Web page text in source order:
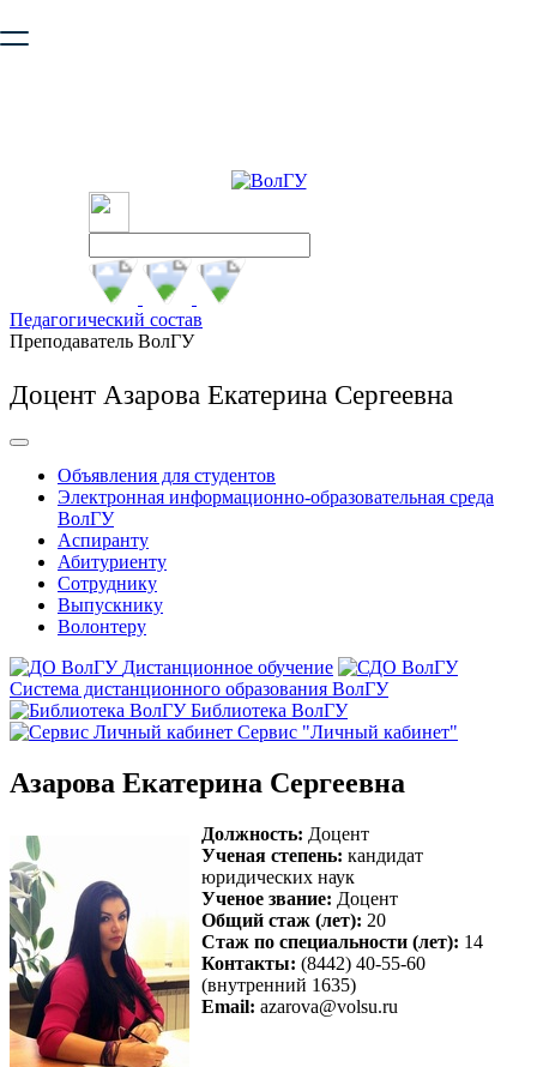
безопасную работу с сайтом. Пожалуйста
Педагогический состав
Преподаватель ВолГУ
Доцент Азарова Екатерина Сергеевна
Объявления для студентов
Электронная информационно-образовательная среда
ВолГУ
Аспиранту
Абитуриенту
Сотруднику
Выпускнику
Волонтеру
Дистанционное обучение
Система дистанционного образования ВолГУ
Библиотека ВолГУ
Сервис "Личный кабинет"
Азарова Екатерина Сергеевна
Должность: Доцент
Ученая степень: кандидат
юридических наук
Ученое звание: Доцент
Общий стаж (лет): 20
Стаж по специальности (лет): 14
Контакты: (8442) 40-55-60
(внутренний 1635)
Email: azarova@volsu.ru